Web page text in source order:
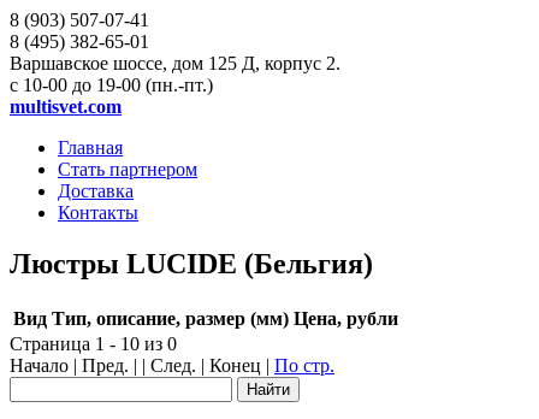
8 (903) 507-07-41
8 (495) 382-65-01
Варшавское шоссе, дом 125 Д, корпус 2.
с 10-00 до 19-00 (пн.-пт.)
multisvet.com
Главная
Стать партнером
Доставка
Контакты
Люстры LUCIDE (Бельгия)
Вид Тип, описание, размер (мм) Цена, рубли
Страница 1 - 10 из 0
Начало | Пред. | | След. | Конец | По стр.